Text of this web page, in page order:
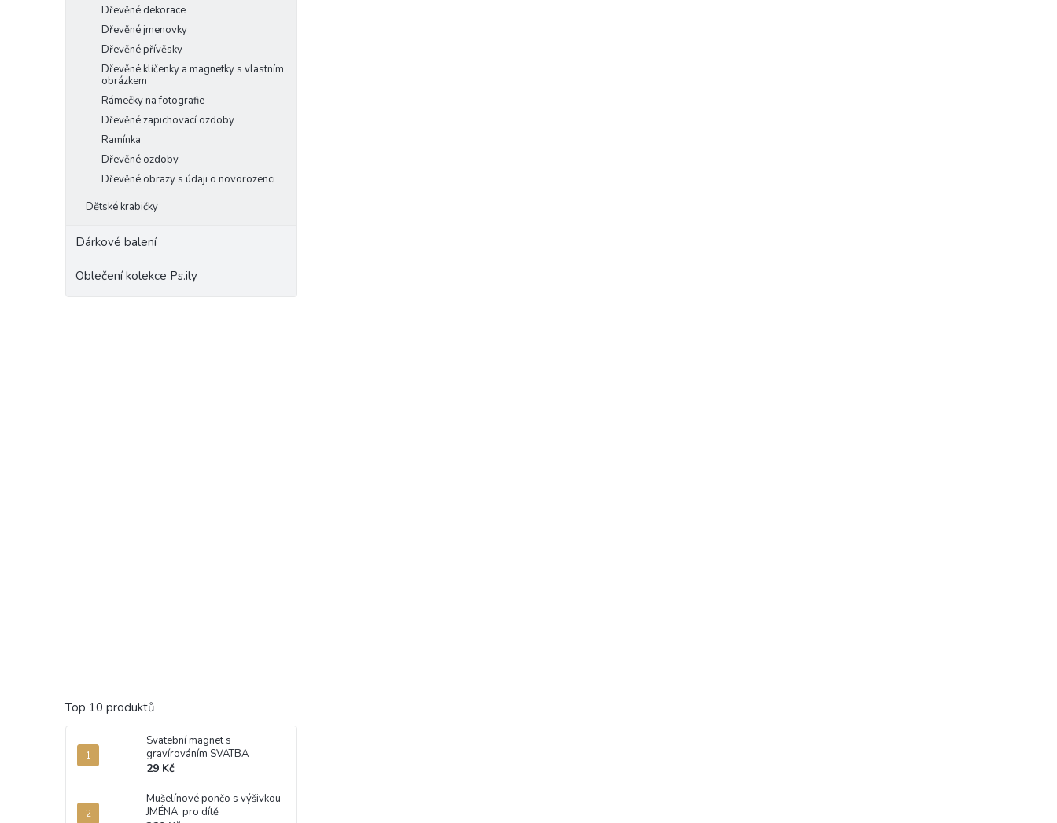
Dřevěné dekorace
Dřevěné jmenovky
Dřevěné přívěsky
Dřevěné klíčenky a magnetky s vlastním
obrázkem
Rámečky na fotografie
Dřevěné zapichovací ozdoby
Ramínka
Dřevěné ozdoby
Dřevěné obrazy s údaji o novorozenci
Dětské krabičky
Dárkové balení
Oblečení kolekce Ps.ily
Top 10 produktů
Svatební magnet s
gravírováním SVATBA
29 Kč
Mušelínové pončo s výšivkou
JMÉNA, pro dítě